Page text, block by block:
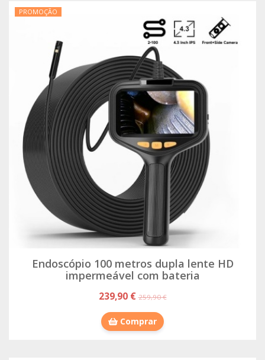
PROMOÇÃO
Endoscópio 100 metros dupla lente HD
impermeável com bateria
239,90 €259,90 €
Comprar